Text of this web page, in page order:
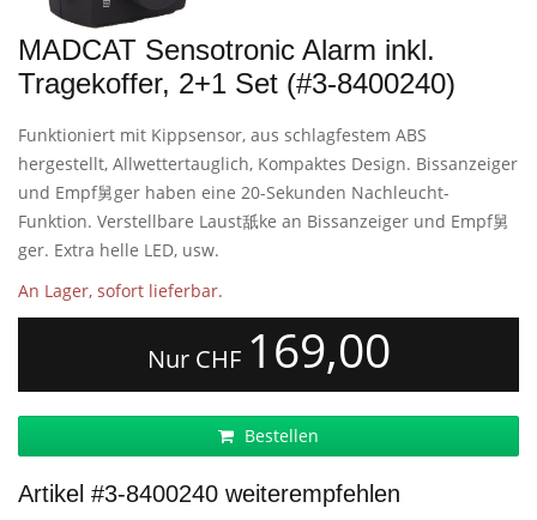
MADCAT Sensotronic Alarm inkl.
Tragekoffer, 2+1 Set (#3-8400240)
Funktioniert mit Kippsensor, aus schlagfestem ABS
hergestellt, Allwettertauglich, Kompaktes Design. Bissanzeiger
und Empf舅ger haben eine 20-Sekunden Nachleucht-
Funktion. Verstellbare Laust舐ke an Bissanzeiger und Empf舅
ger. Extra helle LED, usw.
An Lager, sofort lieferbar.
Nur CHF 169,00
Bestellen
Artikel #3-8400240 weiterempfehlen